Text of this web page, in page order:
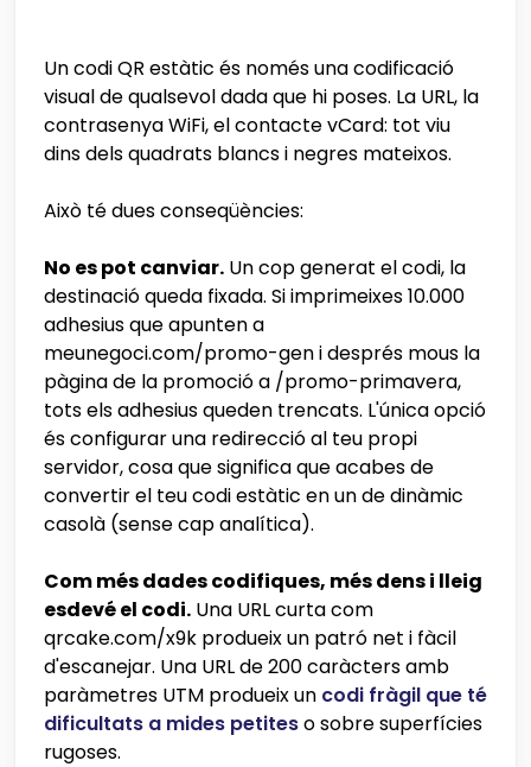
Un codi QR estàtic és només una codificació
visual de qualsevol dada que hi poses. La URL, la
contrasenya WiFi, el contacte vCard: tot viu
dins dels quadrats blancs i negres mateixos.
Això té dues conseqüències:
No es pot canviar. Un cop generat el codi, la
destinació queda fixada. Si imprimeixes 10.000
adhesius que apunten a
meunegoci.com/promo-gen i després mous la
pàgina de la promoció a /promo-primavera,
tots els adhesius queden trencats. L'única opció
és configurar una redirecció al teu propi
servidor, cosa que significa que acabes de
convertir el teu codi estàtic en un de dinàmic
casolà (sense cap analítica).
Com més dades codifiques, més dens i lleig
esdevé el codi. Una URL curta com
qrcake.com/x9k produeix un patró net i fàcil
d'escanejar. Una URL de 200 caràcters amb
paràmetres UTM produeix un codi fràgil que té
dificultats a mides petiteso sobre superfícies
rugoses.